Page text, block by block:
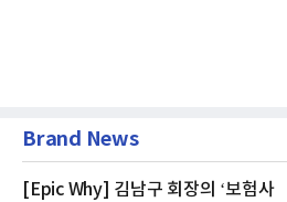
Brand News
[Epic Why] 김남구 회장의 ‘보험사